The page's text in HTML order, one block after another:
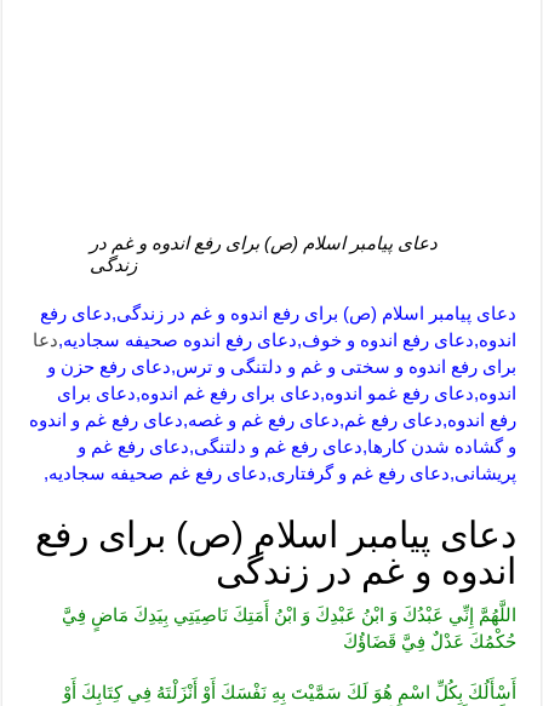
دعای پیامبر اسلام (ص) برای رفع اندوه و غم در
زندگی
دعای پیامبر اسلام (ص) برای رفع اندوه و غم در زندگی,دعای رفع
اندوه,دعای رفع اندوه و خوف,دعای رفع اندوه صحیفه سجادیه,دعا
برای رفع اندوه و سختی و غم و دلتنگی و ترس,دعای رفع حزن و
اندوه,دعای رفع غمو اندوه,دعای برای رفع غم اندوه,دعای برای
رفع اندوه,دعای رفع غم,دعای رفع غم و غصه,دعای رفع غم و اندوه
و گشاده شدن کارها,دعای رفع غم و دلتنگی,دعای رفع غم و
پریشانی,دعای رفع غم و گرفتاری,دعای رفع غم صحیفه سجادیه,
دعای پیامبر اسلام (ص) برای رفع
اندوه و غم در زندگی
اللَّهُمَّ إِنِّي عَبْدُكَ وَ ابْنُ عَبْدِكَ وَ ابْنُ أَمَتِكَ نَاصِيَتِي بِيَدِكَ مَاضٍ فِيَّ
حُكْمُكَ عَدْلٌ فِيَّ قَضَاؤُكَ
أَسْأَلُكَ بِكُلِّ اسْمٍ هُوَ لَكَ سَمَّيْتَ بِهِ نَفْسَكَ أَوْ أَنْزَلْتَهُ فِي كِتَابِكَ أَوْ